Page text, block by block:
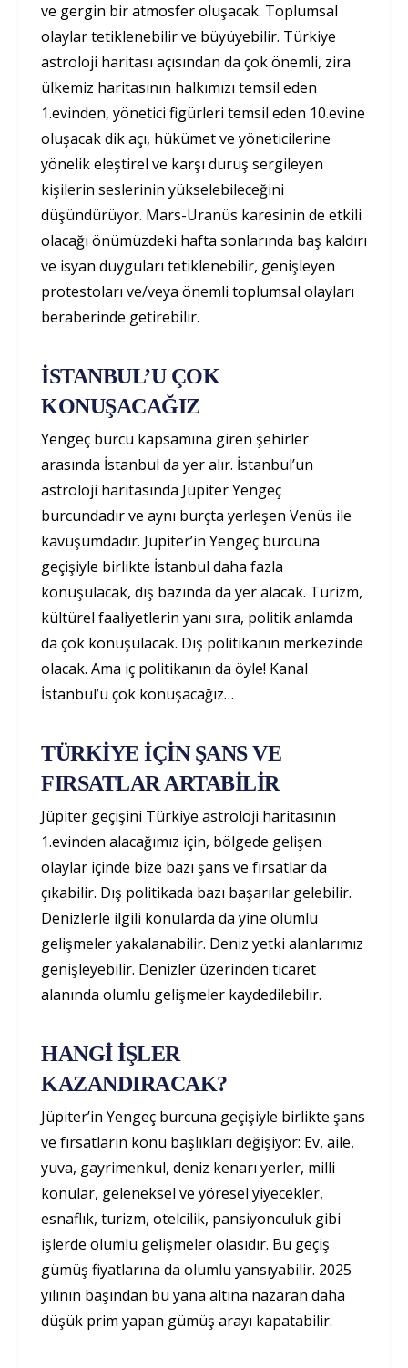
ve gergin bir atmosfer oluşacak. Toplumsal
olaylar tetiklenebilir ve büyüyebilir. Türkiye
astroloji haritası açısından da çok önemli, zira
ülkemiz haritasının halkımızı temsil eden
1.evinden, yönetici figürleri temsil eden 10.evine
oluşacak dik açı, hükümet ve yöneticilerine
yönelik eleştirel ve karşı duruş sergileyen
kişilerin seslerinin yükselebileceğini
düşündürüyor. Mars-Uranüs karesinin de etkili
olacağı önümüzdeki hafta sonlarında baş kaldırı
ve isyan duyguları tetiklenebilir, genişleyen
protestoları ve/veya önemli toplumsal olayları
beraberinde getirebilir.
İSTANBUL’U ÇOK
KONUŞACAĞIZ
Yengeç burcu kapsamına giren şehirler
arasında İstanbul da yer alır. İstanbul’un
astroloji haritasında Jüpiter Yengeç
burcundadır ve aynı burçta yerleşen Venüs ile
kavuşumdadır. Jüpiter’in Yengeç burcuna
geçişiyle birlikte İstanbul daha fazla
konuşulacak, dış bazında da yer alacak. Turizm,
kültürel faaliyetlerin yanı sıra, politik anlamda
da çok konuşulacak. Dış politikanın merkezinde
olacak. Ama iç politikanın da öyle! Kanal
İstanbul’u çok konuşacağız…
TÜRKİYE İÇİN ŞANS VE
FIRSATLAR ARTABİLİR
Jüpiter geçişini Türkiye astroloji haritasının
1.evinden alacağımız için, bölgede gelişen
olaylar içinde bize bazı şans ve fırsatlar da
çıkabilir. Dış politikada bazı başarılar gelebilir.
Denizlerle ilgili konularda da yine olumlu
gelişmeler yakalanabilir. Deniz yetki alanlarımız
genişleyebilir. Denizler üzerinden ticaret
alanında olumlu gelişmeler kaydedilebilir.
HANGİ İŞLER
KAZANDIRACAK?
Jüpiter’in Yengeç burcuna geçişiyle birlikte şans
ve fırsatların konu başlıkları değişiyor: Ev, aile,
yuva, gayrimenkul, deniz kenarı yerler, milli
konular, geleneksel ve yöresel yiyecekler,
esnaflık, turizm, otelcilik, pansiyonculuk gibi
işlerde olumlu gelişmeler olasıdır. Bu geçiş
gümüş fiyatlarına da olumlu yansıyabilir. 2025
yılının başından bu yana altına nazaran daha
düşük prim yapan gümüş arayı kapatabilir.